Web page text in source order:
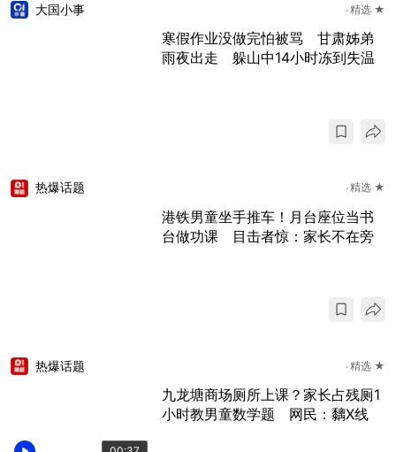
大国小事 精选 ★
寒假作业没做完怕被骂 甘肃姊弟
雨夜出走 躲山中14小时冻到失温
热爆话题 精选 ★
港铁男童坐手推车！月台座位当书
台做功课 目击者惊：家长不在旁
热爆话题 精选 ★
九龙塘商场厕所上课？家长占残厕1
小时教男童数学题 网民：黐X线